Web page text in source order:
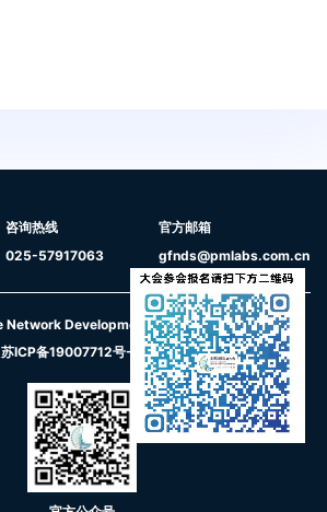
咨询热线
025-57917063
官方邮箱
gfnds@pmlabs.com.cn
Network Development Conference
苏ICP备19007712号-5